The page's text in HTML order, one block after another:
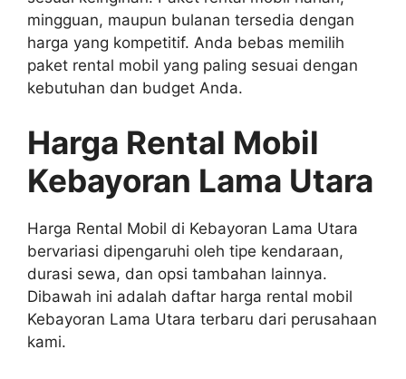
mingguan, maupun bulanan tersedia dengan
harga yang kompetitif. Anda bebas memilih
paket rental mobil yang paling sesuai dengan
kebutuhan dan budget Anda.
Harga Rental Mobil
Kebayoran Lama Utara
Harga Rental Mobil di Kebayoran Lama Utara
bervariasi dipengaruhi oleh tipe kendaraan,
durasi sewa, dan opsi tambahan lainnya.
Dibawah ini adalah daftar harga rental mobil
Kebayoran Lama Utara terbaru dari perusahaan
kami.